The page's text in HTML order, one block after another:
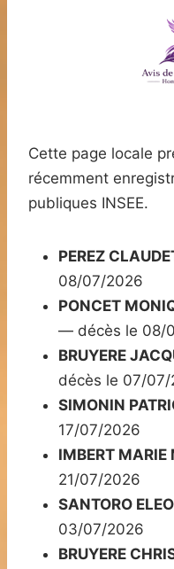
Cette page locale
récemment
publiques INSEE.
PEREZ
08/07/2026
PONCET
— décès le 08/
BRUYERE
décès le 07/07/
SIMONIN
17/07/2026
IMBERT MARIE
21/07/2026
SANTORO
03/07/2026
BRUYERE